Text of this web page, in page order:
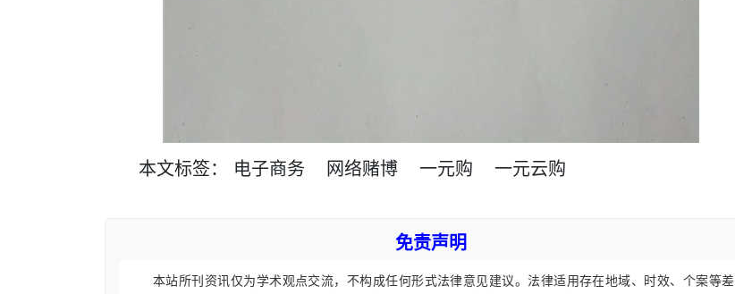
本文标签： 电子商务 网络赌博 一元购 一元云购
免责声明
本站所刊资讯仅为学术观点交流，不构成任何形式法律意见建议。法律适用存在地域、时效、个案等差